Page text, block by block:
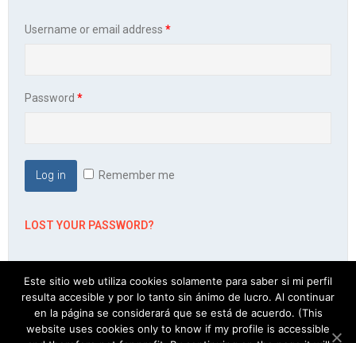
Username or email address *
Password *
Log in Remember me
LOST YOUR PASSWORD?
Este sitio web utiliza cookies solamente para saber si mi perfil
resulta accesible y por lo tanto sin ánimo de lucro. Al continuar
en la página se considerará que se está de acuerdo. (This
website uses cookies only to know if my profile is accessible